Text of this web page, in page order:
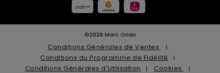
©2026 Marc Orian
Conditions Générales de Ventes
Conditions du Programme de Fidélité
Conditions Générales d'Utilisation
Cookies